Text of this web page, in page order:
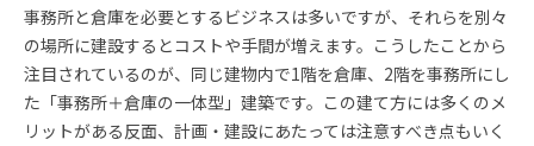
事務所と倉庫を必要とするビジネスは多いですが、それらを別々
の場所に建設するとコストや手間が増えます。こうしたことから
注目されているのが、同じ建物内で1階を倉庫、2階を事務所にし
た「事務所＋倉庫の一体型」建築です。この建て方には多くのメ
リットがある反面、計画・建設にあたっては注意すべき点もいく